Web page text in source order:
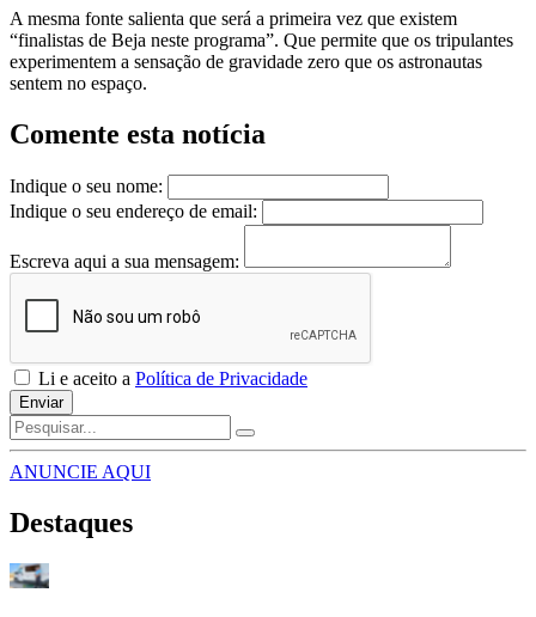
A mesma fonte salienta que será a primeira vez que existem
“finalistas de Beja neste programa”. Que permite que os tripulantes
experimentem a sensação de gravidade zero que os astronautas
sentem no espaço.
Comente esta notícia
Indique o seu nome:
Indique o seu endereço de email:
Escreva aqui a sua mensagem:
Li e aceito a Política de Privacidade
Enviar
ANUNCIE AQUI
Destaques